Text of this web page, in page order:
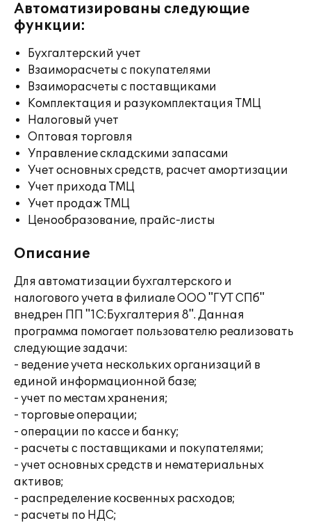
Автоматизированы следующие
функции:
Бухгалтерский учет
Взаиморасчеты с покупателями
Взаиморасчеты с поставщиками
Комплектация и разукомплектация ТМЦ
Налоговый учет
Оптовая торговля
Управление складскими запасами
Учет основных средств, расчет амортизации
Учет прихода ТМЦ
Учет продаж ТМЦ
Ценообразование, прайс-листы
Описание
Для автоматизации бухгалтерского и
налогового учета в филиале ООО "ГУТ СПб"
внедрен ПП "1С:Бухгалтерия 8". Данная
программа помогает пользователю реализовать
следующие задачи:
- ведение учета нескольких организаций в
единой информационной базе;
- учет по местам хранения;
- торговые операции;
- операции по кассе и банку;
- расчеты с поставщиками и покупателями;
- учет основных средств и нематериальных
активов;
- распределение косвенных расходов;
- расчеты по НДС;